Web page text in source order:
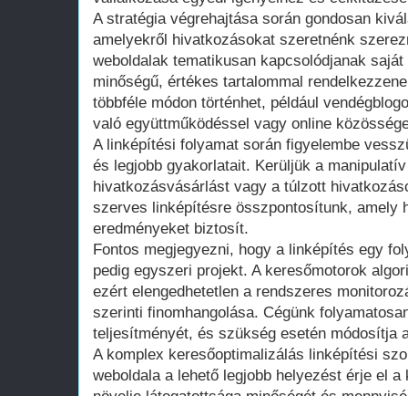
A stratégia végrehajtása során gondosan
amelyekről hivatkozásokat szeretnénk
weboldalak tematikusan kapcsolódjanak
minőségű, értékes tartalommal
többféle módon történhet, például
való együttműködéssel vagy online
A linképítési folyamat során figyelembe
és legjobb gyakorlatait. Kerüljük a
hivatkozásvásárlást vagy a túlzott
szerves linképítésre összpontosítunk, amely
eredményeket biztosít.
Fontos megjegyezni, hogy a linképítés egy
pedig egyszeri projekt. A keresőmotorok
ezért elengedhetetlen a rendszeres
szerinti finomhangolása. Cégünk
teljesítményét, és szükség esetén módosítja
A komplex keresőoptimalizálás linképítési
weboldala a lehető legjobb helyezést érje el